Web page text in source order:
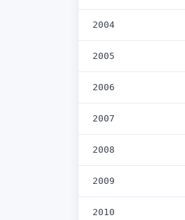
2004
2005
2006
2007
2008
2009
2010